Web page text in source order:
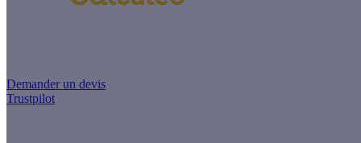
Demander un devis
Trustpilot